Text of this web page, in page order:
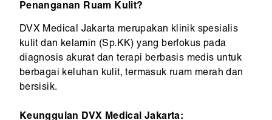
Penanganan Ruam Kulit?
DVX Medical Jakarta merupakan klinik spesialis
kulit dan kelamin (Sp.KK) yang berfokus pada
diagnosis akurat dan terapi berbasis medis untuk
berbagai keluhan kulit, termasuk ruam merah dan
bersisik.
Keunggulan DVX Medical Jakarta: